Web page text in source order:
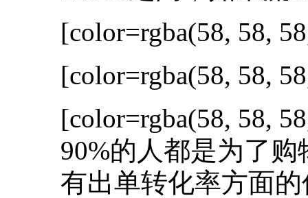
[color=rgba(58, 58,
[color=rgba(58, 58,
[color=rgba(58, 58,
90%的人都是为了
有出单转化率方面